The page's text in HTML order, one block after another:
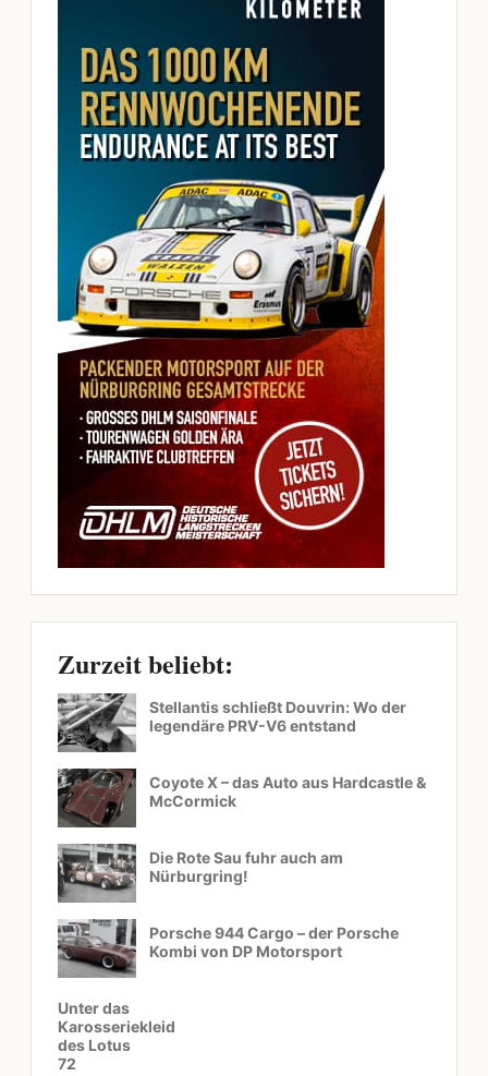
Zurzeit beliebt:
Stellantis schließt Douvrin: Wo der
legendäre PRV-V6 entstand
Coyote X – das Auto aus Hardcastle &
McCormick
Die Rote Sau fuhr auch am
Nürburgring!
Porsche 944 Cargo – der Porsche
Kombi von DP Motorsport
Unter das
Karosseriekleid
des Lotus
72